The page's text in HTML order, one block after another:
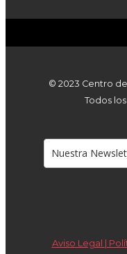
© 2023 Centro
Todos
Aviso Legal |